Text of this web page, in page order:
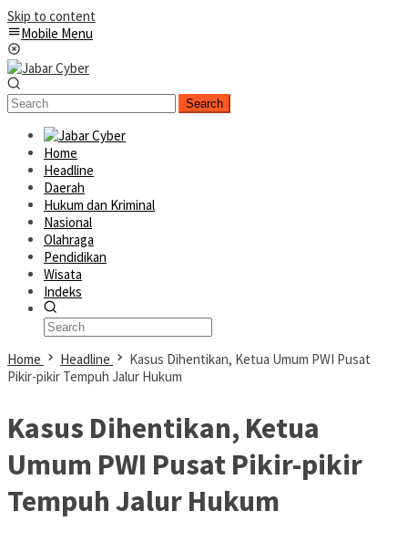
Skip to content
Mobile Menu
Search
Home
Headline
Daerah
Hukum dan Kriminal
Nasional
Olahraga
Pendidikan
Wisata
Indeks
Home Headline
Kasus Dihentikan, Ketua Umum PWI Pusat
Pikir-pikir Tempuh Jalur Hukum
Kasus Dihentikan, Ketua
Umum PWI Pusat Pikir-pikir
Tempuh Jalur Hukum